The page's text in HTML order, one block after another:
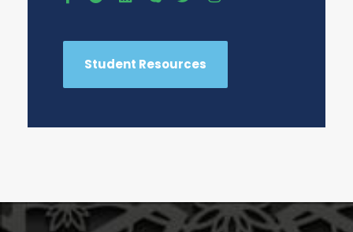
Student Resources